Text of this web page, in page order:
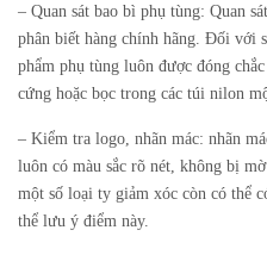
– Quan sát bao bì phụ tùng: Quan
phân biết hàng chính hãng. Đối với
phẩm phụ tùng luôn được đóng
cứng hoặc bọc trong các túi nilon
– Kiểm tra logo, nhãn mác: nhãn
luôn có màu sắc rõ nét, không bị
một số loại ty giảm xóc còn có thể
thể lưu ý điểm này.